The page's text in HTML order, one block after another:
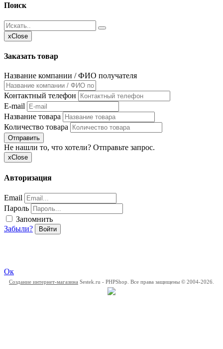
Поиск
xClose
Заказать товар
Название компании / ФИО получателя
Контактный телефон
E-mail
Название товара
Количество товара
Отправить
Не нашли то, что хотели? Отправьте запрос.
xClose
Авторизация
Email
Пароль
Запомнить
Забыли?
Войти
Ок
Создание интернет-магазина Sestek.ru - PHPShop. Все права защищены © 2004-2026.